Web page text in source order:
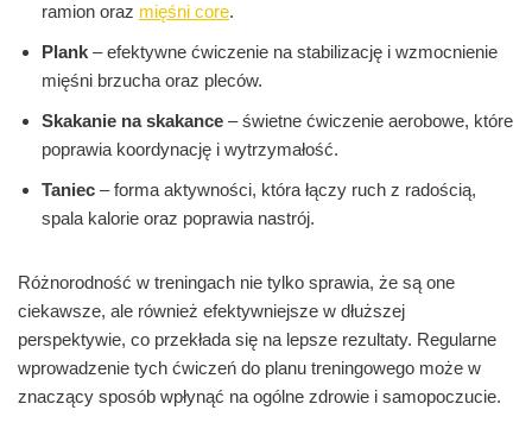
ramion oraz mięśni core.
Plank – efektywne ćwiczenie na stabilizację i wzmocnienie
mięśni brzucha oraz pleców.
Skakanie na skakance – świetne ćwiczenie aerobowe, które
poprawia koordynację i wytrzymałość.
Taniec – forma aktywności, która łączy ruch z radością,
spala kalorie oraz poprawia nastrój.
Różnorodność w treningach nie tylko sprawia, że są one
ciekawsze, ale również efektywniejsze w dłuższej
perspektywie, co przekłada się na lepsze rezultaty. Regularne
wprowadzenie tych ćwiczeń do planu treningowego może w
znaczący sposób wpłynąć na ogólne zdrowie i samopoczucie.